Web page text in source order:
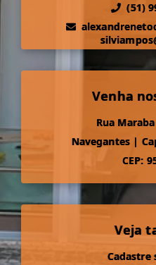
(51)
Venha
Rua
Navegantes |
CEP:
Veja
Cadastre